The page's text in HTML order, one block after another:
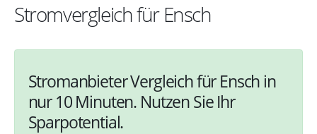
Stromvergleich für Ensch
Stromanbieter Vergleich für Ensch in
nur 10 Minuten. Nutzen Sie Ihr
Sparpotential.